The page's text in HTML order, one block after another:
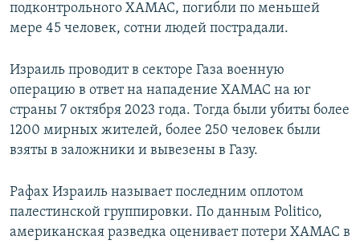
подконтрольного ХАМАС, погибли по меньшей
мере 45 человек, сотни людей пострадали.
Израиль проводит в секторе Газа военную
операцию в ответ на нападение ХАМАС на юг
страны 7 октября 2023 года. Тогда были убиты более
1200 мирных жителей, более 250 человек были
взяты в заложники и вывезены в Газу.
Рафах Израиль называет последним оплотом
палестинской группировки. По данным Politico,
американская разведка оценивает потери ХАМАС в